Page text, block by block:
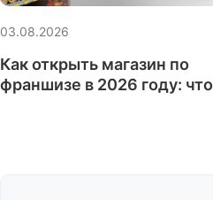
03.08.2026
Как открыть магазин по
франшизе в 2026 году: что